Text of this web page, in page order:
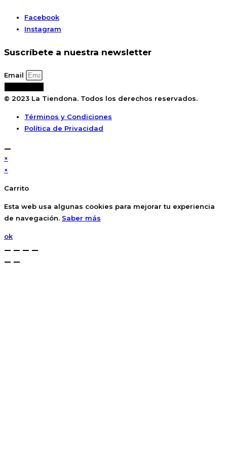
Facebook
Instagram
Suscríbete a nuestra newsletter
Email
© 2023 La Tiendona. Todos los derechos reservados.
Términos y Condiciones
Política de Privacidad
×
×
Carrito
Esta web usa algunas cookies para mejorar tu experiencia
de navegación. Saber más
ok